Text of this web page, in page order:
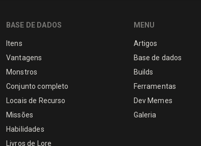
BASE DE DADOS
Itens
Vantagens
Monstros
Conjunto completo
Locais de Recurso
Missões
Habilidades
Livros de Lore
MENU
Artigos
Base de dados
Builds
Ferramentas
Dev Memes
Galeria